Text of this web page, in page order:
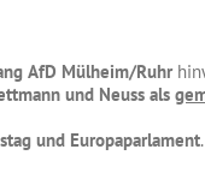
AfD Mülheim/Ruhr
und Neuss als
und Europaparlament.